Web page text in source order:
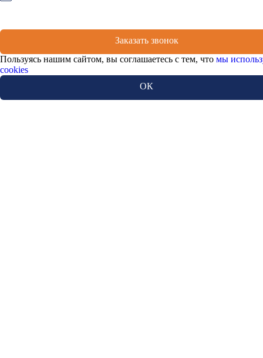
Заказать звонок
Пользуясь нашим сайтом, вы соглашаетесь с тем, что мы
cookies
ОК